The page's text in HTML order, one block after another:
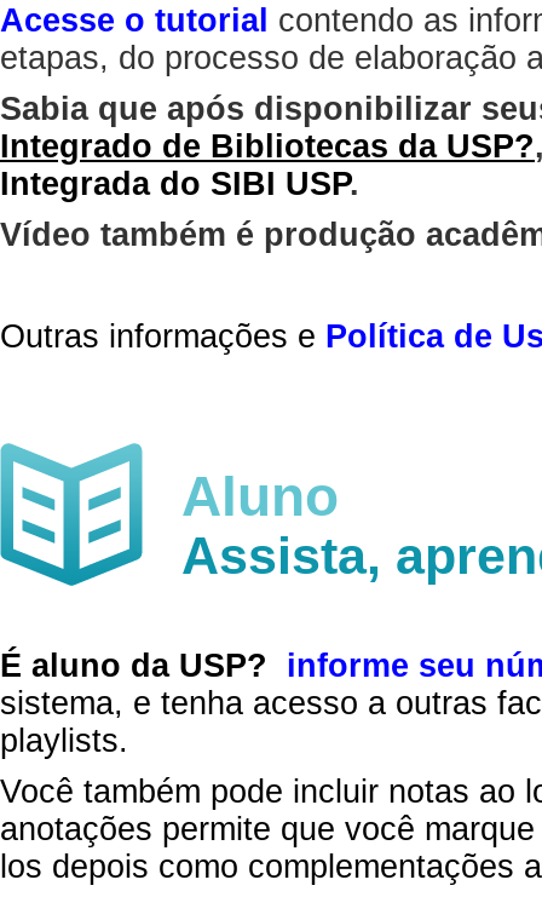
Acesse o tutorial contendo as
etapas, do processo de elaboração
Sabia que após disponibilizar
Integrado de Bibliotecas da USP?
Integrada do SIBI USP.
Vídeo também é produção
Outras informações e Política de
Aluno
Assista,
É aluno da USP?
informe seu
sistema, e tenha acesso a outras
playlists.
Você também pode incluir notas ao
anotações permite que você
los depois como complementações